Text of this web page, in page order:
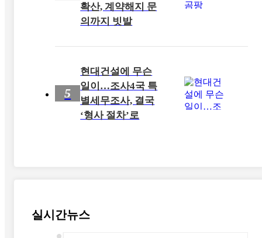
확산, 계약해지 문
의까지 빗발
5
현대건설에 무슨
일이…조사4국 특
별세무조사, 결국
‘형사 절차’로
실시간뉴스